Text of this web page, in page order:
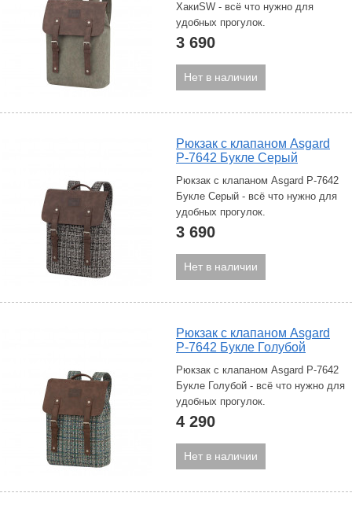
ХакиSW - всё что нужно для
удобных прогулок.
3 690
Нет в наличии
Рюкзак с клапаном Asgard
Р-7642 Букле Серый
Рюкзак с клапаном Asgard Р-7642
Букле Серый - всё что нужно для
удобных прогулок.
3 690
Нет в наличии
Рюкзак с клапаном Asgard
Р-7642 Букле Голубой
Рюкзак с клапаном Asgard Р-7642
Букле Голубой - всё что нужно для
удобных прогулок.
4 290
Нет в наличии